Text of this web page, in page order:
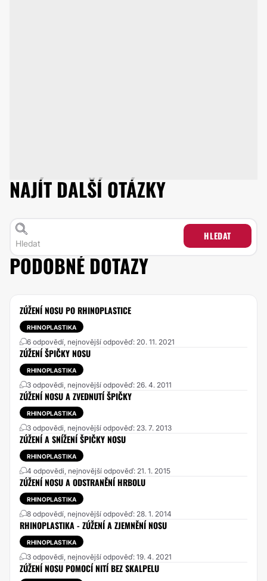
NAJÍT DALŠÍ OTÁZKY
HLEDAT
PODOBNÉ DOTAZY
ZÚŽENÍ NOSU PO RHINOPLASTICE
RHINOPLASTIKA
6 odpovědí, nejnovější odpověď: 20. 11. 2021
ZÚŽENÍ ŠPIČKY NOSU
RHINOPLASTIKA
3 odpovědi, nejnovější odpověď: 26. 4. 2011
ZÚŽENÍ NOSU A ZVEDNUTÍ ŠPIČKY
RHINOPLASTIKA
3 odpovědi, nejnovější odpověď: 23. 7. 2013
ZÚŽENÍ A SNÍŽENÍ ŠPIČKY NOSU
RHINOPLASTIKA
4 odpovědi, nejnovější odpověď: 21. 1. 2015
ZÚŽENÍ NOSU A ODSTRANĚNÍ HRBOLU
RHINOPLASTIKA
8 odpovědí, nejnovější odpověď: 28. 1. 2014
RHINOPLASTIKA - ZÚŽENÍ A ZJEMNĚNÍ NOSU
RHINOPLASTIKA
3 odpovědi, nejnovější odpověď: 19. 4. 2021
ZÚŽENÍ NOSU POMOCÍ NITÍ BEZ SKALPELU